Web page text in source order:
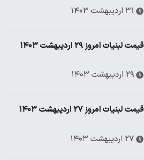
۳۱ اردیبهشت ۱۴۰۳
قیمت لبنیات امروز ۲۹ اردیبهشت ۱۴۰۳
۲۹ اردیبهشت ۱۴۰۳
قیمت لبنیات امروز ۲۷ اردیبهشت ۱۴۰۳
۲۷ اردیبهشت ۱۴۰۳